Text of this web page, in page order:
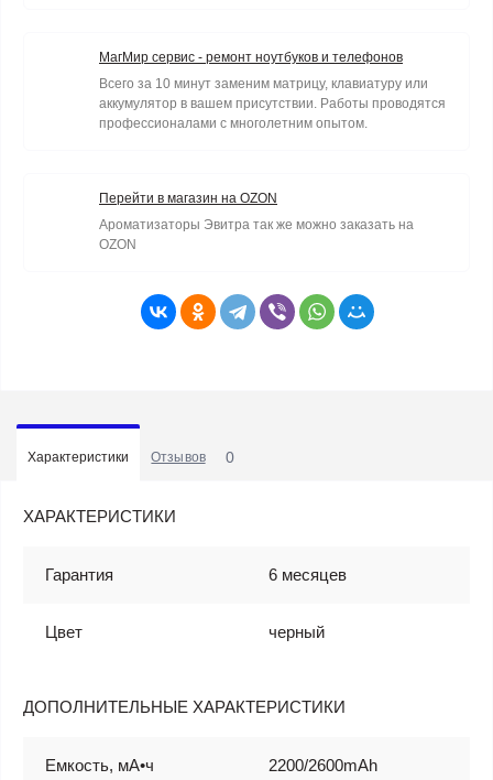
МагМир сервис - ремонт ноутбуков и телефонов
Всего за 10 минут заменим матрицу, клавиатуру или
аккумулятор в вашем присутствии. Работы проводятся
профессионалами с многолетним опытом.
Перейти в магазин на OZON
Ароматизаторы Эвитра так же можно заказать на
OZON
Характеристики Отзывов 0
ХАРАКТЕРИСТИКИ
Гарантия 6 месяцев
Цвет черный
ДОПОЛНИТЕЛЬНЫЕ ХАРАКТЕРИСТИКИ
Емкость, мА•ч 2200/2600mAh